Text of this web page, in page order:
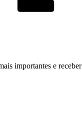
importantes e receber